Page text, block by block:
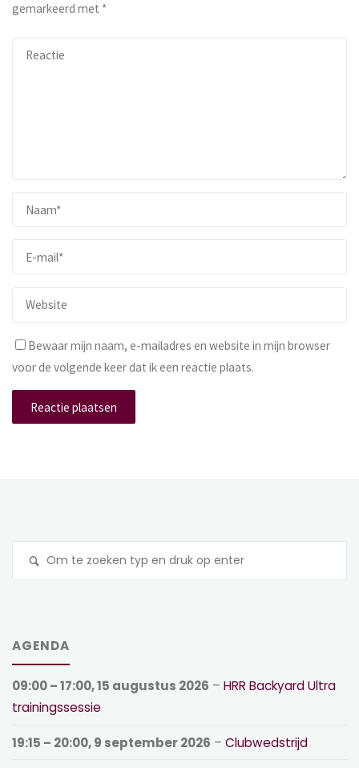
gemarkeerd met *
Bewaar mijn naam, e-mailadres en website in mijn browser
voor de volgende keer dat ik een reactie plaats.
AGENDA
09:00– 17:00,15 augustus 2026 –HRR Backyard Ultra
trainingssessie
19:15 – 20:00,9 september 2026 –Clubwedstrijd